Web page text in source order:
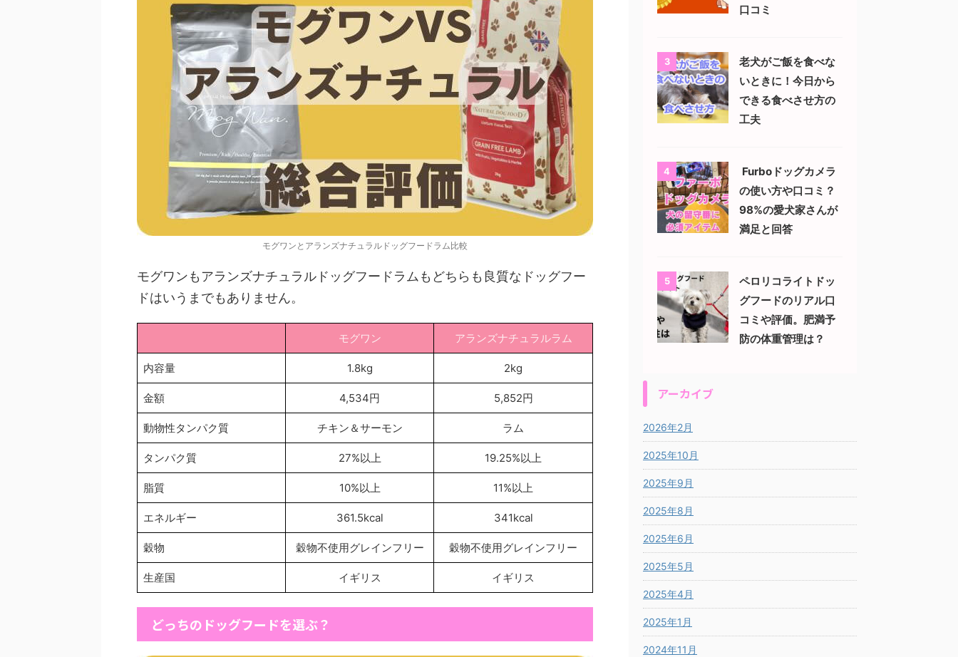
モグワンとアランズナチュラルドッグフードラム比較
モグワンもアランズナチュラルドッグフードラムもどちらも良質なドッグフー
ドはいうまでもありません。
モグワン アランズナチュラルラム
内容量 1.8kg 2kg
金額 4,534円 5,852円
動物性タンパク質 チキン＆サーモン ラム
タンパク質 27%以上 19.25%以上
脂質 10%以上 11%以上
エネルギー 361.5kcal 341kcal
穀物 穀物不使用グレインフリー 穀物不使用グレインフリー
生産国 イギリス イギリス
どっちのドッグフードを選ぶ？
口コミ
3
老犬がご飯を食べな
いときに！今日から
できる食べさせ方の
工夫
4
Furboドッグカメラ
の使い方や口コミ？
98%の愛犬家さんが
満足と回答
5
ペロリコライトドッ
グフードのリアル口
コミや評価。肥満予
防の体重管理は？
アーカイブ
2026年2月
2025年10月
2025年9月
2025年8月
2025年6月
2025年5月
2025年4月
2025年1月
2024年11月